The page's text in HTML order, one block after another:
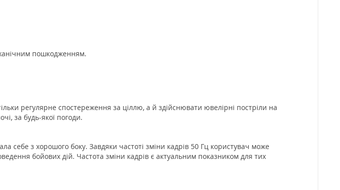
пошкодженням.
регулярне спостереження за ціллю, а й здійснювати ювелірні постріли на
за будь-якої погоди.
себе з хорошого боку. Завдяки частоті зміни кадрів 50 Гц користувач може
бойових дій. Частота зміни кадрів є актуальним показником для тих